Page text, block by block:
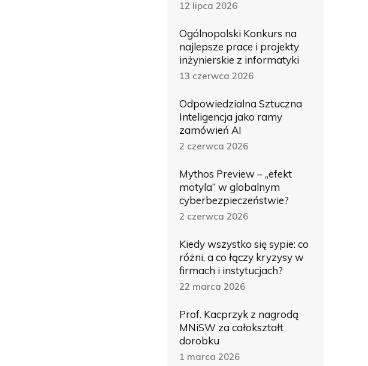
12 lipca 2026
Ogólnopolski Konkurs na
najlepsze prace i projekty
inżynierskie z informatyki
13 czerwca 2026
Odpowiedzialna Sztuczna
Inteligencja jako ramy
zamówień AI
2 czerwca 2026
Mythos Preview – „efekt
motyla” w globalnym
cyberbezpieczeństwie?
2 czerwca 2026
Kiedy wszystko się sypie: co
różni, a co łączy kryzysy w
firmach i instytucjach?
22 marca 2026
Prof. Kacprzyk z nagrodą
MNiSW za całokształt
dorobku
1 marca 2026